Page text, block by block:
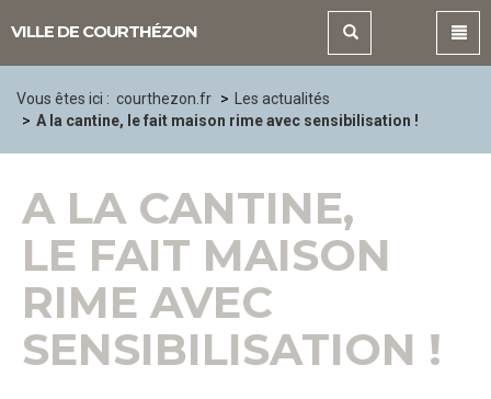
VILLE DE COURTHÉZON
Vous êtes ici : courthezon.fr
Les actualités
A la cantine, le fait maison rime avec sensibilisation !
A LA CANTINE,
LE FAIT MAISON
RIME AVEC
SENSIBILISATION !